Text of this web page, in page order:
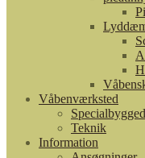
Våbenværksted
Teknik
Information